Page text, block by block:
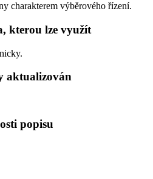
charakterem výběrového řízení.
kterou lze využít
aktualizován
popisu